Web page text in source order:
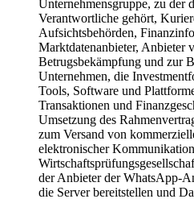
Unternehmensgruppe, zu der
Verantwortliche gehört,
Aufsichtsbehörden,
Marktdatenanbieter, Anbieter
Betrugsbekämpfung und zur
Unternehmen, die
Tools, Software und
Transaktionen und
Umsetzung des
zum Versand von
elektronischer
der Anbieter der WhatsApp-
die Server bereitstellen und